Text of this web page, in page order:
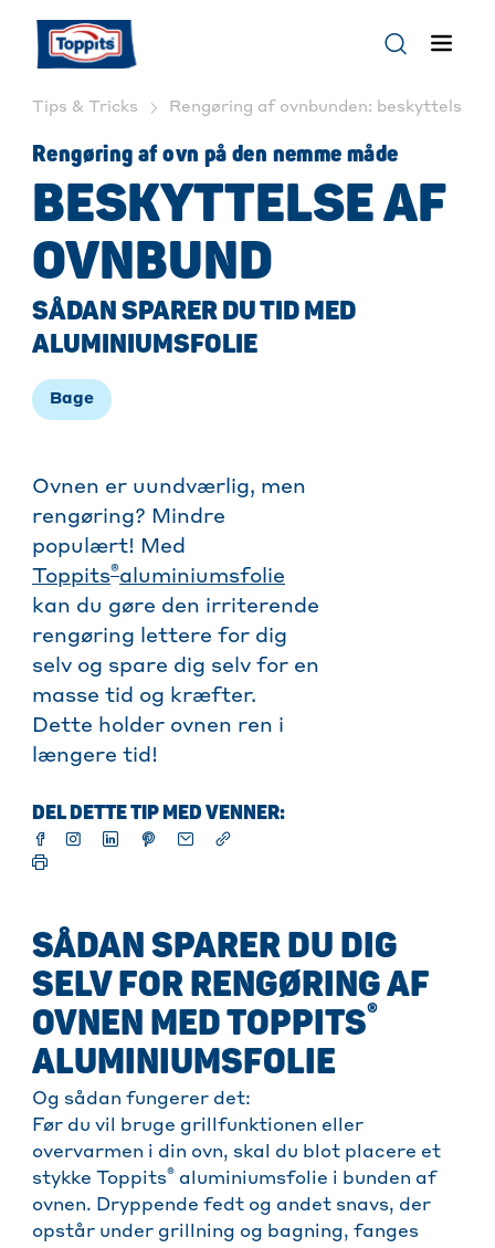
Tips & Tricks Rengøring af ovnbunden: beskyttelse
Rengøring af ovn på den nemme måde
BESKYTTELSE AF
OVNBUND
SÅDAN SPARER DU TID MED
ALUMINIUMSFOLIE
Bage
Ovnen er uundværlig, men
rengøring? Mindre
populært! Med
Toppits®aluminiumsfolie
kan du gøre den irriterende
rengøring lettere for dig
selv og spare dig selv for en
masse tid og kræfter.
Dette holder ovnen ren i
længere tid!
DEL DETTE TIP MED VENNER:
SÅDAN SPARER DU DIG
SELV FOR RENGØRING AF
OVNEN MED TOPPITS®
ALUMINIUMSFOLIE
Og sådan fungerer det:
Før du vil bruge grillfunktionen eller
overvarmen i din ovn, skal du blot placere et
stykke Toppits® aluminiumsfolie i bunden af
ovnen. Dryppende fedt og andet snavs, der
opstår under grillning og bagning, fanges